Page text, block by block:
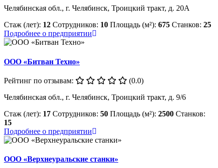
Челябинская обл., г. Челябинск, Троицкий тракт, д. 20А
Стаж (лет): 12 Сотрудников: 10 Площадь (м²): 675 Станков: 25
Подробнее о предприятии
ООО «Битван Техно»
Рейтинг по отзывам:
(0.0)
Челябинская обл., г. Челябинск, Троицкий тракт, д. 9/6
Стаж (лет): 17 Сотрудников: 50 Площадь (м²): 2500 Станков:
15
Подробнее о предприятии
ООО «Верхнеуральские станки»